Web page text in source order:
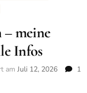
– meine
Infos
am Juli 12, 2026
1